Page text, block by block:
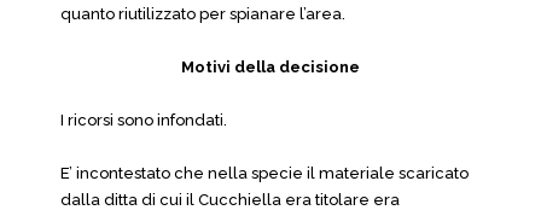
quanto riutilizzato per spianare l’area.
Motivi della decisione
I ricorsi sono infondati.
E’ incontestato che nella specie il materiale scaricato
dalla ditta di cui il Cucchiella era titolare era